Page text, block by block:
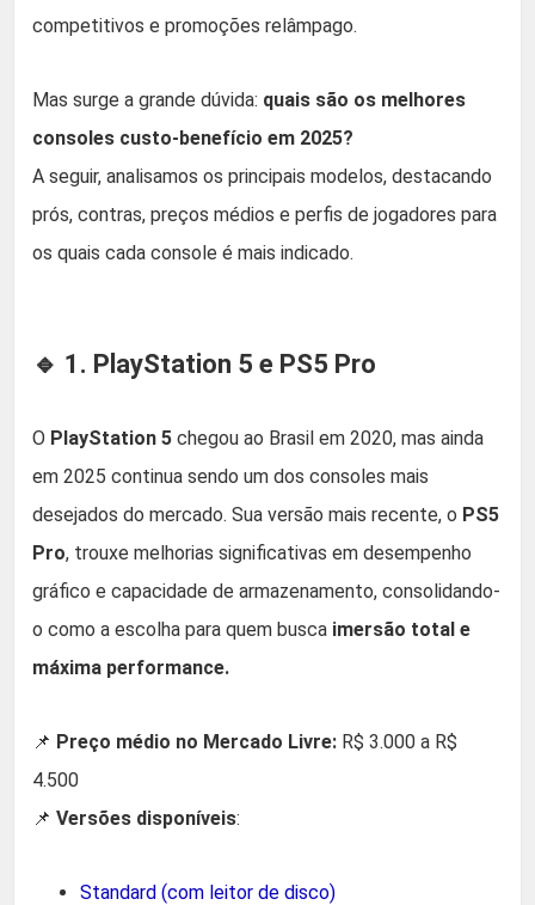
competitivos e promoções relâmpago.
Mas surge a grande dúvida: quais são os melhores
consoles custo-benefício em 2025?
A seguir, analisamos os principais modelos, destacando
prós, contras, preços médios e perfis de jogadores para
os quais cada console é mais indicado.
🔹 1. PlayStation 5 e PS5 Pro
O PlayStation 5 chegou ao Brasil em 2020, mas ainda
em 2025 continua sendo um dos consoles mais
desejados do mercado. Sua versão mais recente, o PS5
Pro, trouxe melhorias significativas em desempenho
gráfico e capacidade de armazenamento, consolidando-
o como a escolha para quem busca imersão total e
máxima performance.
📌 Preço médio no Mercado Livre: R$ 3.000 a R$
4.500
📌 Versões disponíveis:
Standard (com leitor de disco)